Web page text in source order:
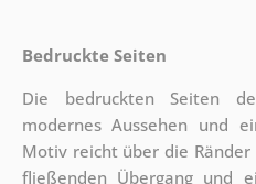
Bedruckte Seiten
Die bedruckten Seiten
modernes Aussehen und
Motiv reicht über die
fließenden Übergang und